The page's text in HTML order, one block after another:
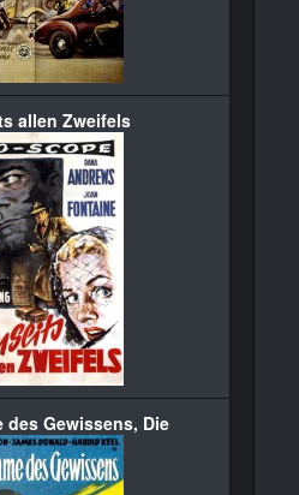
allen Zweifels
des Gewissens, Die